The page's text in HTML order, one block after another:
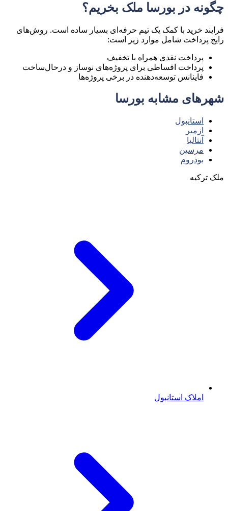
چگونه در بورسا ملک بخریم؟
فرایند خرید با کمک یک تیم حرفه‌ای بسیار ساده است. روش‌های
رایج پرداخت شامل موارد زیر است:
پرداخت نقدی همراه با تخفیف
پرداخت اقساطی برای پروژه‌های نوساز و درحال‌ساخت
فاینانس توسعه‌دهنده در برخی پروژه‌ها
شهرهای مشابه بورسا
استانبول
ازمیر
آنتالیا
مرسین
بودروم
ملک ترکیه
املاک استانبول